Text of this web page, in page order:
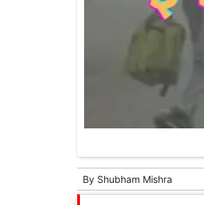
By Shubham Mishra